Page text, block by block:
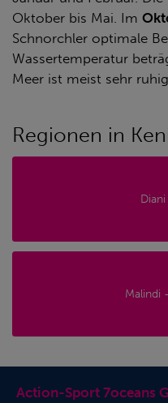
Oktober bis Mai. Im
Schnorchler optimale
Wassertemperatur
Meer ist meist sehr ruhig.
Regionen in
Malindi
Action-Sport 7oceans